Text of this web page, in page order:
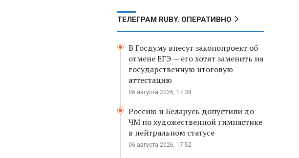
ТЕЛЕГРАМ RUBY. ОПЕРАТИВНО
В Госдуму внесут законопроект об
отмене ЕГЭ — его хотят заменить на
государственную итоговую
аттестацию
06 августа 2026, 17:38
Россию и Беларусь допустили до
ЧМ по художественной гимнастике
в нейтральном статусе
06 августа 2026, 17:52